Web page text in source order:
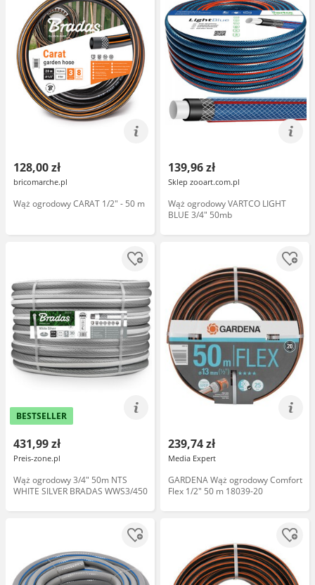
128,00 zł
bricomarche.pl
Wąż ogrodowy CARAT 1/2" - 50 m
139,96 zł
Sklep zooart.com.pl
Wąż ogrodowy VARTCO LIGHT
BLUE 3/4" 50mb
BESTSELLER
431,99 zł
Preis-zone.pl
Wąż ogrodowy 3/4" 50m NTS
WHITE SILVER BRADAS WWS3/450
239,74 zł
Media Expert
GARDENA Wąż ogrodowy Comfort
Flex 1/2" 50 m 18039-20